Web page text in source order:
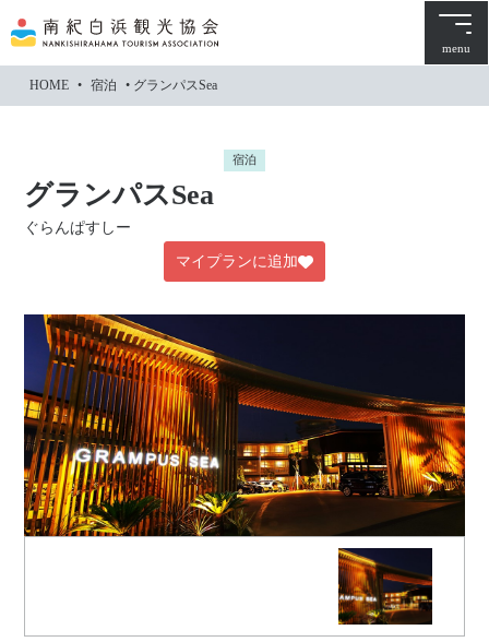
文
に
menu
HOME • 宿泊 • グランパスSea
宿泊
グランパスSea
ぐらんぱすしー
マイプランに追加